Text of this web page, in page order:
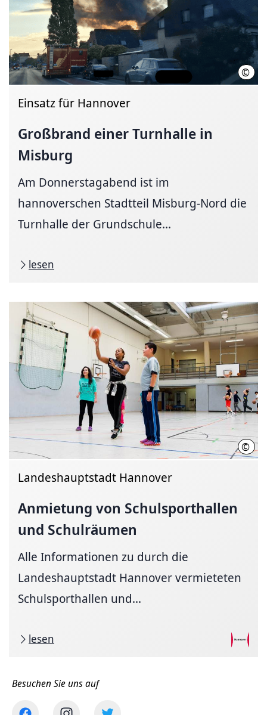
©
Einsatz für Hannover
Großbrand einer Turnhalle in
Misburg
Am Donnerstagabend ist im
hannoverschen Stadtteil Misburg-Nord die
Turnhalle der Grundschule...
lesen
©
Landeshauptstadt Hannover
Anmietung von Schulsporthallen
und Schulräumen
Alle Informationen zu durch die
Landeshauptstadt Hannover vermieteten
Schulsporthallen und...
lesen
Besuchen Sie uns auf